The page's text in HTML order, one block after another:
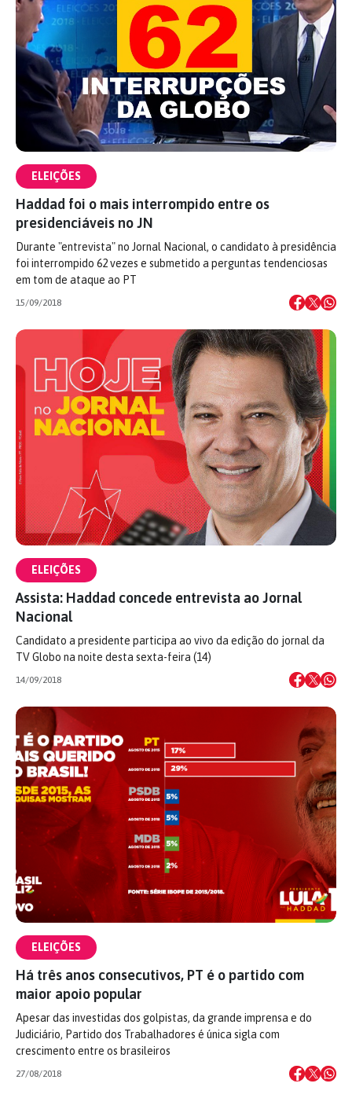
ELEIÇÕES
Haddad foi o mais interrompido entre os
presidenciáveis no JN
Durante "entrevista" no Jornal Nacional, o candidato à presidência
foi interrompido 62 vezes e submetido a perguntas tendenciosas
em tom de ataque ao PT
15/09/2018
ELEIÇÕES
Assista: Haddad concede entrevista ao Jornal
Nacional
Candidato a presidente participa ao vivo da edição do jornal da
TV Globo na noite desta sexta-feira (14)
14/09/2018
ELEIÇÕES
Há três anos consecutivos, PT é o partido com
maior apoio popular
Apesar das investidas dos golpistas, da grande imprensa e do
Judiciário, Partido dos Trabalhadores é única sigla com
crescimento entre os brasileiros
27/08/2018